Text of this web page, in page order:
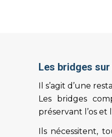
Les bridges
Il s’agit d’une
Les bridges
préservant l’os
Ils nécessitent,